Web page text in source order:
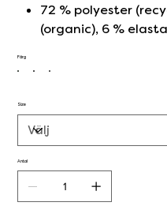
72 % polyester
(organic), 6 %
Färg
Size
Antal